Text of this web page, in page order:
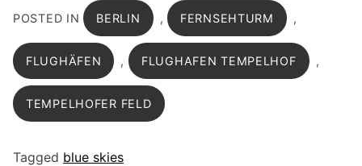
POSTED IN BERLIN , FERNSEHTURM ,
FLUGHÄFEN , FLUGHAFEN TEMPELHOF ,
TEMPELHOFER FELD
Tagged blue skies